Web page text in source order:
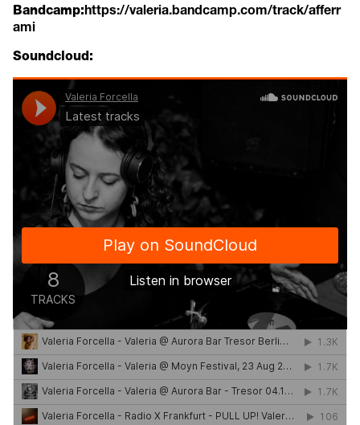
Bandcamp:https://valeria.bandcamp.com/track/afferr
ami
Soundcloud: